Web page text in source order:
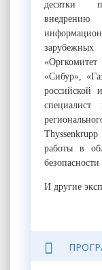
десятки
«Сибур»,
российской
специалист
работы в
безопасности
И другие